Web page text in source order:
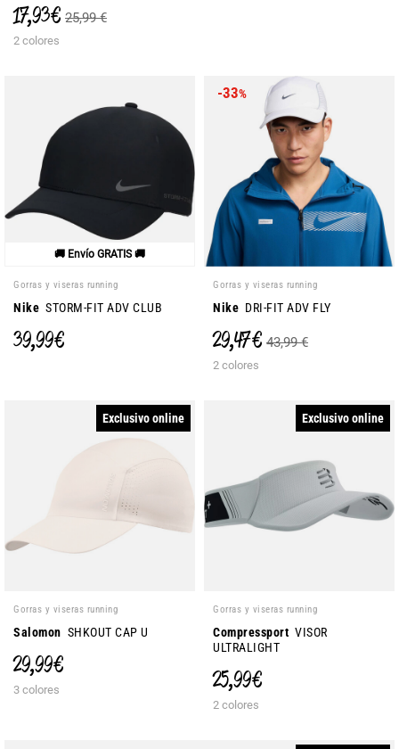
17,93 € 25,99 €
2 colores
🚚 Envío GRATIS 🚚
Gorras y viseras running
Nike STORM-FIT ADV CLUB
39,99 €
-33%
Gorras y viseras running
Nike DRI-FIT ADV FLY
29,47 € 43,99 €
2 colores
Exclusivo online
Gorras y viseras running
Salomon SHKOUT CAP U
29,99 €
3 colores
Exclusivo online
Gorras y viseras running
Compressport VISOR
ULTRALIGHT
25,99 €
2 colores